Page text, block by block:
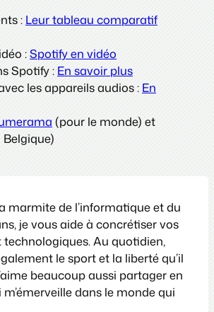
: Leur tableau comparatif
:Spotify en vidéo
Spotify : En savoir plus
les appareils audios : En
(pour le monde) et
marmite de l’informatique et du
je vous aide à concrétiser vos
technologiques. Au quotidien,
le sport et la liberté qu’il
beaucoup aussi partager en
dans le monde qui